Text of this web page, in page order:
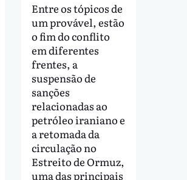
Entre os tópicos de
um provável, estão
o fim do conflito
em diferentes
frentes, a
suspensão de
sanções
relacionadas ao
petróleo iraniano e
a retomada da
circulação no
Estreito de Ormuz,
uma das principais